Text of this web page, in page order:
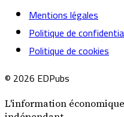
Mentions légales
Politique de
Politique de cookies
© 2026 EDPubs
L'information